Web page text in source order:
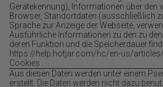
Gerätekennung), Informationen über den
Browser, Standortdaten (ausschließlich
Sprache zur Anzeige der Webseite,
Ausführliche Informationen zu den zu den
deren Funktion und die Speicherdauer
https://help.hotjar.com/hc/en-us/
Cookies .
Aus diesen Daten werden unter einem
erstellt. Die Daten werden nicht dazu